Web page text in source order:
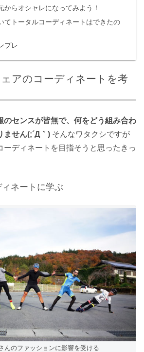
からオシャレになってみよう！
てトータルコーディネートはできたの
プレ
アのコーディネートを考
のセンスが皆無で、何をどう組み合わ
ません(;´Д｀) そんなワタクシですが
ーディネートを目指そうと思ったきっ
ネートに学ぶ
んのファッションに影響を受ける